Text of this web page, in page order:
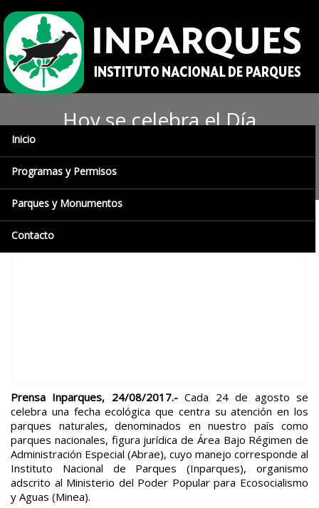
Inicio
Programas y Permisos
Parques y Monumentos
Contacto
Hoy se celebra el Día
Internacional de los Parques
Naturales
Prensa Inparques, 24/08/2017.-Cada 24 de agosto se
celebra una fecha ecológica que centra su atención en los
parques naturales, denominados en nuestro país como
parques nacionales, figura jurídica de Área Bajo Régimen de
Administración Especial (Abrae), cuyo manejo corresponde al
Instituto Nacional de Parques (Inparques), organismo
adscrito al Ministerio del Poder Popular para Ecosocialismo
y Aguas (Minea).